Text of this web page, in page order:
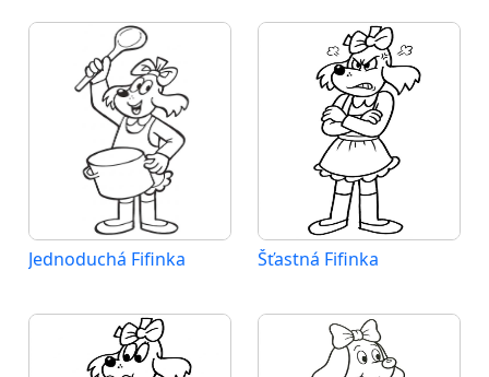
Jednoduchá Fifinka Šťastná Fifinka